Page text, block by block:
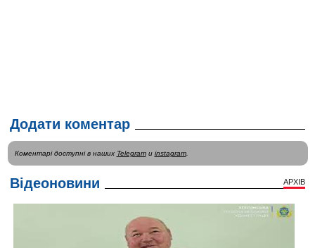
Додати коментар
Коментарі доступні в наших Telegramи instagram.
Відеоновини АРХІВ